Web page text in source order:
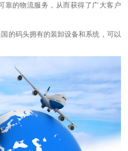
靠的物流服务，从而获得了广大客户
的码头拥有的装卸设备和系统，可以